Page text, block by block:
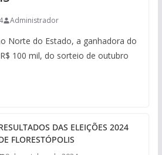
Administrador
Norte do Estado, a ganhadora do
100 mil, do sorteio de outubro
DAS ELEIÇÕES 2024
FLORESTÓPOLIS